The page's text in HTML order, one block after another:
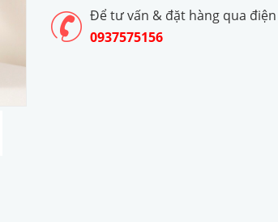
Để tư vấn & đặt hàng qua
0937575156